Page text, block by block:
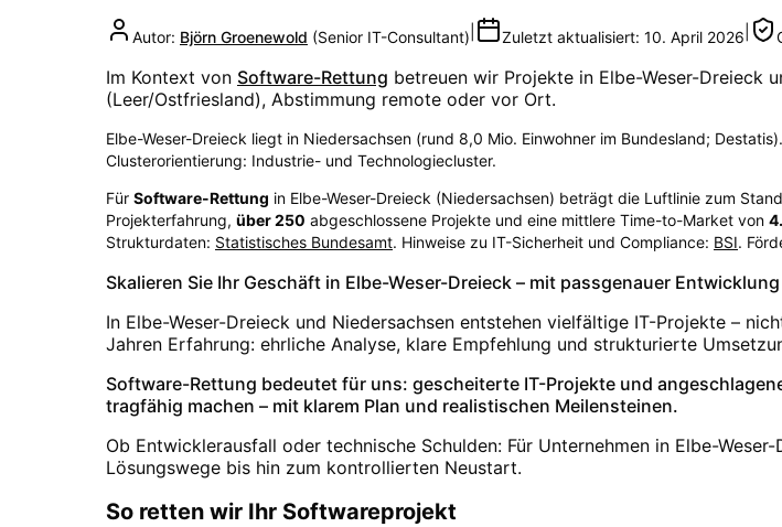
Autor: Björn Groenewold (Senior IT-Consultant) Zuletzt aktualisiert: 10. April 2026
Im Kontext von Software-Rettung betreuen wir Projekte in Elbe-Weser-Dreieck
(Leer/Ostfriesland), Abstimmung remote oder vor Ort.
Elbe-Weser-Dreieck liegt in Niedersachsen (rund 8,0 Mio. Einwohner im Bundesland;
Clusterorientierung: Industrie- und Technologiecluster.
Für Software-Rettung in Elbe-Weser-Dreieck (Niedersachsen) beträgt die Luftlinie zum
Projekterfahrung, über250 abgeschlossene Projekte und eine mittlere Time-to-Market von
Strukturdaten: Statistisches Bundesamt. Hinweise zu IT-Sicherheit und Compliance: BSI.
Skalieren Sie Ihr Geschäft in Elbe-Weser-Dreieck – mit passgenauer
In Elbe-Weser-Dreieck und Niedersachsen entstehen vielfältige IT-Projekte –
Jahren Erfahrung: ehrliche Analyse, klare Empfehlung und strukturierte
Software-Rettung bedeutet für uns: gescheiterte IT-Projekte und
tragfähig machen – mit klarem Plan und realistischen Meilensteinen.
Ob Entwicklerausfall oder technische Schulden: Für Unternehmen in Elbe-
Lösungswege bis hin zum kontrollierten Neustart.
So retten wir Ihr Softwareprojekt